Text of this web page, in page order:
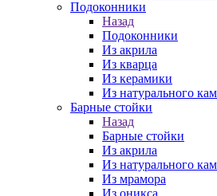
Подоконники
Назад
Подоконники
Из акрила
Из кварца
Из керамики
Из натурального
Барные стойки
Назад
Барные стойки
Из акрила
Из натурального
Из мрамора
Из оникса